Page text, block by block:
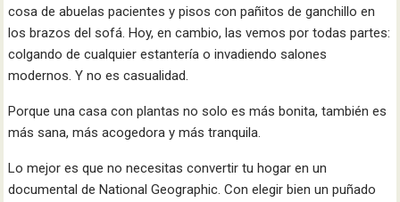
cosa de abuelas pacientes y pisos con pañitos de ganchillo en
los brazos del sofá. Hoy, en cambio, las vemos por todas partes:
colgando de cualquier estantería o invadiendo salones
modernos. Y no es casualidad.
Porque una casa con plantas no solo es más bonita, también es
más sana, más acogedora y más tranquila.
Lo mejor es que no necesitas convertir tu hogar en un
documental de National Geographic. Con elegir bien un puñado